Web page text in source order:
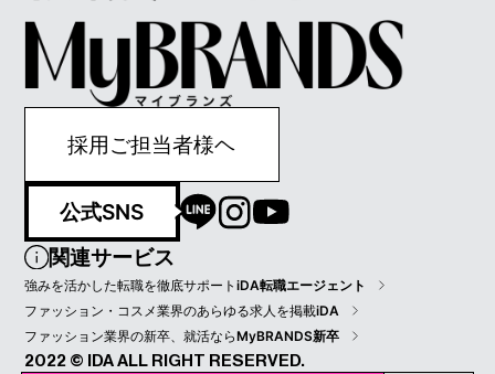
採用ご担当者様ヘ
公式SNS
関連サービス
強みを活かした転職を徹底サポートiDA転職エージェント
ファッション・コスメ業界のあらゆる求人を掲載iDA
ファッション業界の新卒、就活ならMyBRANDS新卒
2022 © IDA ALL RIGHT RESERVED.